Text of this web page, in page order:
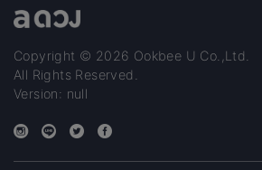
Copyright © 2026 Ookbee U Co.,Ltd.
All Rights Reserved.
Version: null